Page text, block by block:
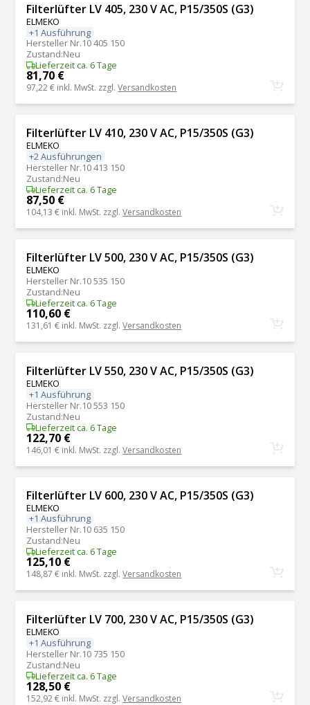
Filterlüfter LV 405, 230 V AC, P15/350S (G3)
ELMEKO
+1 Ausführung
Hersteller Nr.10 405 150
Zustand:Neu
Lieferzeit ca. 6 Tage
81,70 €
97,22 € inkl. MwSt. zzgl.Versandkosten
Filterlüfter LV 410, 230 V AC, P15/350S (G3)
ELMEKO
+2 Ausführungen
Hersteller Nr.10 413 150
Zustand:Neu
Lieferzeit ca. 6 Tage
87,50 €
104,13 € inkl. MwSt. zzgl.Versandkosten
Filterlüfter LV 500, 230 V AC, P15/350S (G3)
ELMEKO
Hersteller Nr.10 535 150
Zustand:Neu
Lieferzeit ca. 6 Tage
110,60 €
131,61 € inkl. MwSt. zzgl.Versandkosten
Filterlüfter LV 550, 230 V AC, P15/350S (G3)
ELMEKO
+1 Ausführung
Hersteller Nr.10 553 150
Zustand:Neu
Lieferzeit ca. 6 Tage
122,70 €
146,01 € inkl. MwSt. zzgl.Versandkosten
Filterlüfter LV 600, 230 V AC, P15/350S (G3)
ELMEKO
+1 Ausführung
Hersteller Nr.10 635 150
Zustand:Neu
Lieferzeit ca. 6 Tage
125,10 €
148,87 € inkl. MwSt. zzgl.Versandkosten
Filterlüfter LV 700, 230 V AC, P15/350S (G3)
ELMEKO
+1 Ausführung
Hersteller Nr.10 735 150
Zustand:Neu
Lieferzeit ca. 6 Tage
128,50 €
152,92 € inkl. MwSt. zzgl.Versandkosten